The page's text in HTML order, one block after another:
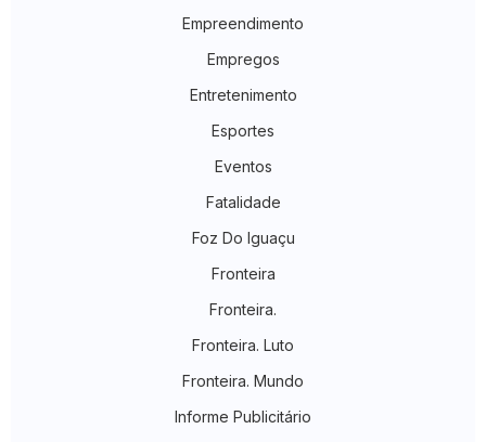
Empreendimento
Empregos
Entretenimento
Esportes
Eventos
Fatalidade
Foz Do Iguaçu
Fronteira
Fronteira.
Fronteira. Luto
Fronteira. Mundo
Informe Publicitário